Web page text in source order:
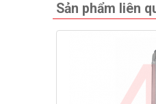
Sản phẩm liên